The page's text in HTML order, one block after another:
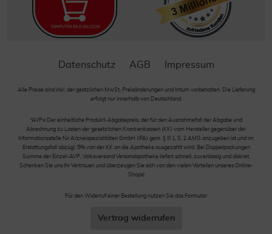
Datenschutz AGB Impressum
Alle Preise sind inkl. der gestzlichen MwSt. Preisänderungen und Irrtum vorbehalten. Die Lieferung
erfolgt nur innerhalb von Deutschland.
*AVP= Der einheitliche Produkt-Abgabepreis, der für den Ausnahmefall der Abgabe und
Abrechnung zu Lasten der gesetzlichen Krankenkassen (KK) vom Hersteller gegenüber der
Informationsstelle für Arzneispezialitäten GmbH (IFA) gem. § III 1, S. 2 AMG anzugeben ist und im
Erstattungsfall abzügl. 5% von der KK an die Apotheke ausgezahlt wird. Bei Doppelpackungen
Summe der Einzel-AVP. Volksversand Versandapotheke liefert schnell, zuverlässig und diskret.
Schenken Sie uns Ihr Vertrauen und überzeugen Sie sich von den vielen Vorteilen unseres Online-
Shops!
Für den Widerruf einer Bestellung nutzen Sie das Formular:
Vertrag widerrufen